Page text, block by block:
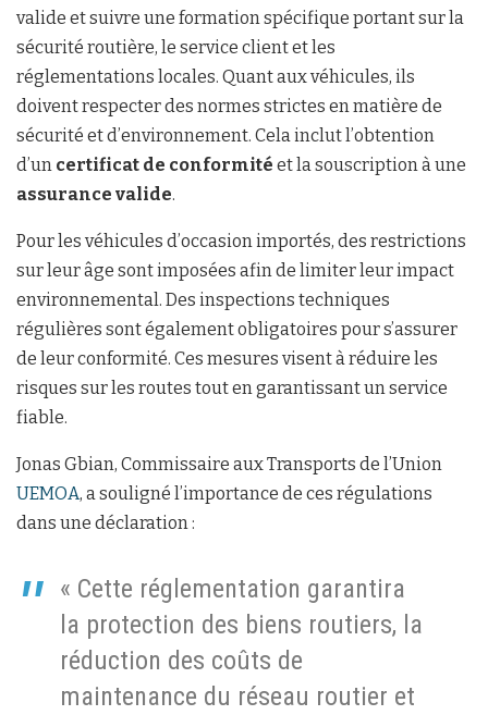
valide et suivre une formation spécifique portant sur la
sécurité routière, le service client et les
réglementations locales. Quant aux véhicules, ils
doivent respecter des normes strictes en matière de
sécurité et d’environnement. Cela inclut l’obtention
d’un certificat de conformité et la souscription à une
assurance valide.
Pour les véhicules d’occasion importés, des restrictions
sur leur âge sont imposées afin de limiter leur impact
environnemental. Des inspections techniques
régulières sont également obligatoires pour s’assurer
de leur conformité. Ces mesures visent à réduire les
risques sur les routes tout en garantissant un service
fiable.
Jonas Gbian, Commissaire aux Transports de l’Union
UEMOA, a souligné l’importance de ces régulations
dans une déclaration :
« Cette réglementation garantira
la protection des biens routiers, la
réduction des coûts de
maintenance du réseau routier et